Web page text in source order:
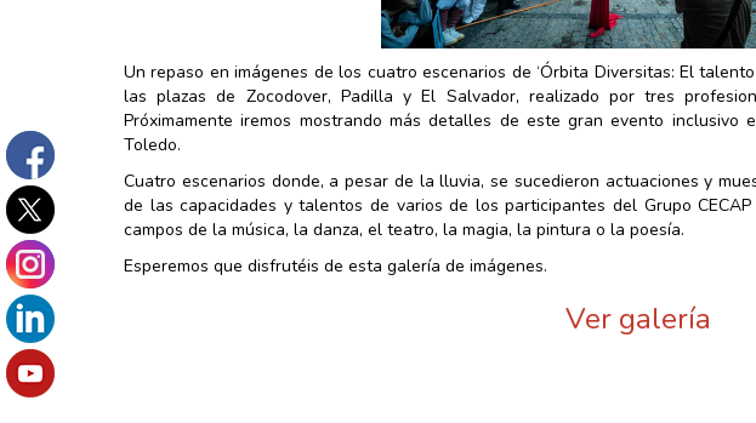
Un repaso en imágenes de los cuatro escenarios de ‘Órbita Diversitas: El
las plazas de Zocodover, Padilla y El Salvador, realizado por tres
Próximamente iremos mostrando más detalles de este gran evento inclusivo
Toledo.
Cuatro escenarios donde, a pesar de la lluvia, se sucedieron actuaciones y
de las capacidades y talentos de varios de los participantes del Grupo
campos de la música, la danza, el teatro, la magia, la pintura o la poesía.
Esperemos que disfrutéis de esta galería de imágenes.
Ver galería